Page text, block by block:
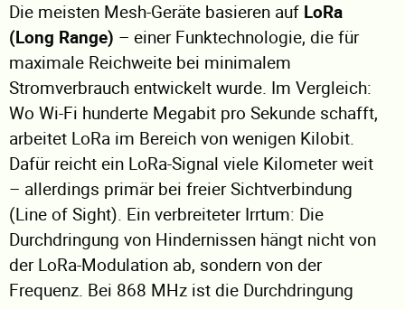
Die meisten Mesh-Geräte basieren auf LoRa
(Long Range) – einer Funktechnologie, die für
maximale Reichweite bei minimalem
Stromverbrauch entwickelt wurde. Im Vergleich:
Wo Wi-Fi hunderte Megabit pro Sekunde schafft,
arbeitet LoRa im Bereich von wenigen Kilobit.
Dafür reicht ein LoRa-Signal viele Kilometer weit
– allerdings primär bei freier Sichtverbindung
(Line of Sight). Ein verbreiteter Irrtum: Die
Durchdringung von Hindernissen hängt nicht von
der LoRa-Modulation ab, sondern von der
Frequenz. Bei 868 MHz ist die Durchdringung